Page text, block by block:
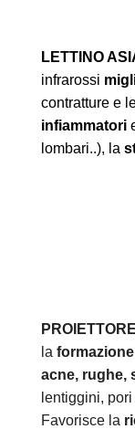
LETTINO
infrarossi
contratture e
infiammatori
lombari..), la
la
acne, rughe,
lentiggini,
Favorisce la